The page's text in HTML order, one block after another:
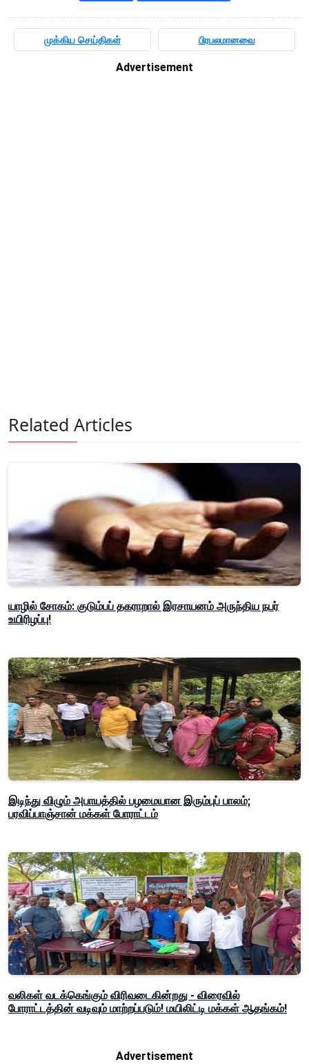
முக்கிய செய்திகள் பிரபலமானவை
Advertisement
Related Articles
யாழில் சோகம்: குடும்பப் தகராறால் இரசாயனம் அருந்திய நபர்
உயிரிழப்பு!
இடிந்து விழும் அபாயத்தில் பழமையான இரும்புப் பாலம்;
பரவிப்பாஞ்சான் மக்கள் போராட்டம்
வலிகள் வடக்கெங்கும் விரிவடைகின்றது - விரைவில்
போராட்டத்தின் வடிவும் மாற்றப்படும்! மயிலிட்டி மக்கள் ஆதங்கம்!
Advertisement